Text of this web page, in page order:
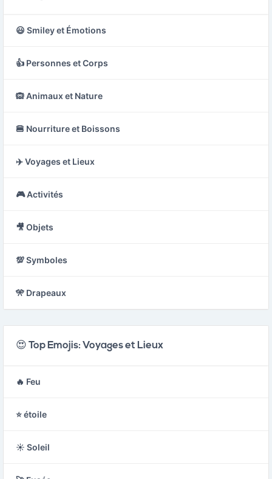
😃 Smiley et Émotions
👍 Personnes et Corps
🙉 Animaux et Nature
🍔 Nourriture et Boissons
✈️ Voyages et Lieux
🎮 Activités
🎥 Objets
💯 Symboles
🎌 Drapeaux
😍 Top Emojis: Voyages et Lieux
🔥 Feu
⭐ étoile
☀️ Soleil